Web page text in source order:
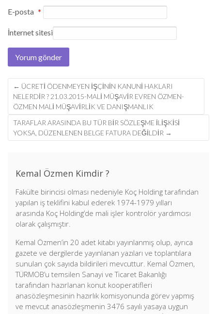
E-posta *
İnternet sitesi
Post
navigation
← ÜCRETI ÖDENMEYEN IŞÇININ KANUNI HAKLARI
NELERDIR ? 21.03.2015-MALI MÜŞAVIR EVREN ÖZMEN-
ÖZMEN MALİ MÜŞAVİRLİK VE DANIŞMANLIK
TARAFLAR ARASINDA BU TÜR BIR SÖZLEŞME ILIŞKISI
YOKSA, DÜZENLENEN BELGE FATURA DEĞILDIR →
Kemal Özmen Kimdir ?
Fakülte birincisi olması nedeniyle Koç Holding tarafından
yapılan iş teklifini kabul ederek 1974-1979 yılları
arasında Koç Holding’de mali işler kontrolör yardımcısı
olarak çalışmıştır.
Kemal Özmen’in 20 adet kitabı yayınlanmış olup, ayrıca
gazete ve dergilerde yayınlanan yazıları ve toplantılara
sunulan çok sayıda bildirileri mevcuttur. Kemal Özmen,
TÜRMOB’u temsilen Sanayi ve Ticaret Bakanlığı
tarafından hazırlanan konut kooperatifleri
anasözleşmesinin hazırlık komisyonunda görev yapmış
ve mevcut anasözleşmenin 3476 sayılı yasaya uygun